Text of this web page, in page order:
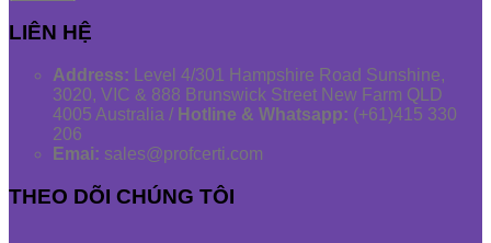
LIÊN HỆ
Address: Level 4/301 Hampshire Road Sunshine,
3020, VIC & 888 Brunswick Street New Farm QLD
4005 Australia / Hotline & Whatsapp: (+61)415 330
206
Emai: sales@profcerti.com
THEO DÕI CHÚNG TÔI